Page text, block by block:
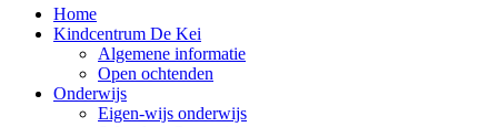
Home
Kindcentrum De Kei
Algemene informatie
Open ochtenden
Onderwijs
Eigen-wijs onderwijs